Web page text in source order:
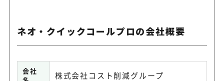
ネオ・クイックコールプロの会社概要
会社
株式会社コスト削減グループ